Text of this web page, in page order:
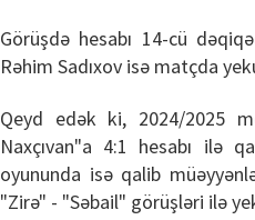
Görüşdə hesabı 14-cü
Rəhim Sadıxov isə matçda
Qeyd edək ki, 2024/2025
Naxçıvan"a 4:1 hesabı ilə
oyununda isə qalib
"Zirə" - "Səbail" görüşləri ilə